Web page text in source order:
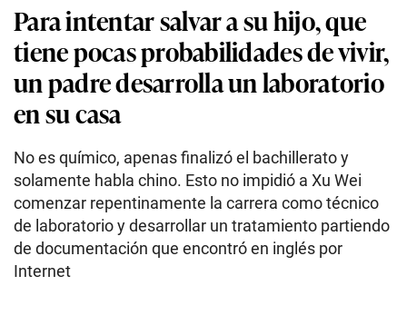
Para intentar salvar a su hijo, que
tiene pocas probabilidades de vivir,
un padre desarrolla un laboratorio
en su casa
No es químico, apenas finalizó el bachillerato y
solamente habla chino. Esto no impidió a Xu Wei
comenzar repentinamente la carrera como técnico
de laboratorio y desarrollar un tratamiento partiendo
de documentación que encontró en inglés por
Internet